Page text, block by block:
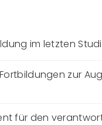
im letzten
zur
für den